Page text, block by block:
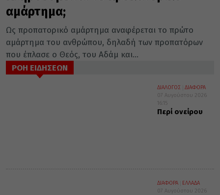
αμάρτημα;
Ως προπατορικό αμάρτημα αναφέρεται το πρώτο
αμάρτημα του ανθρώπου, δηλαδή των προπατόρων
που έπλασε ο Θεός, του Αδάμ και...
ΡΟΗ ΕΙΔΗΣΕΩΝ
ΔΙΑΛΟΓΟΣ
ΔΙΑΦΟΡΑ
07 Αυγούστου 2026
16:15
Περί ονείρου
ΔΙΑΦΟΡΑ
ΕΛΛΑΔΑ
07 Αυγούστου 2026